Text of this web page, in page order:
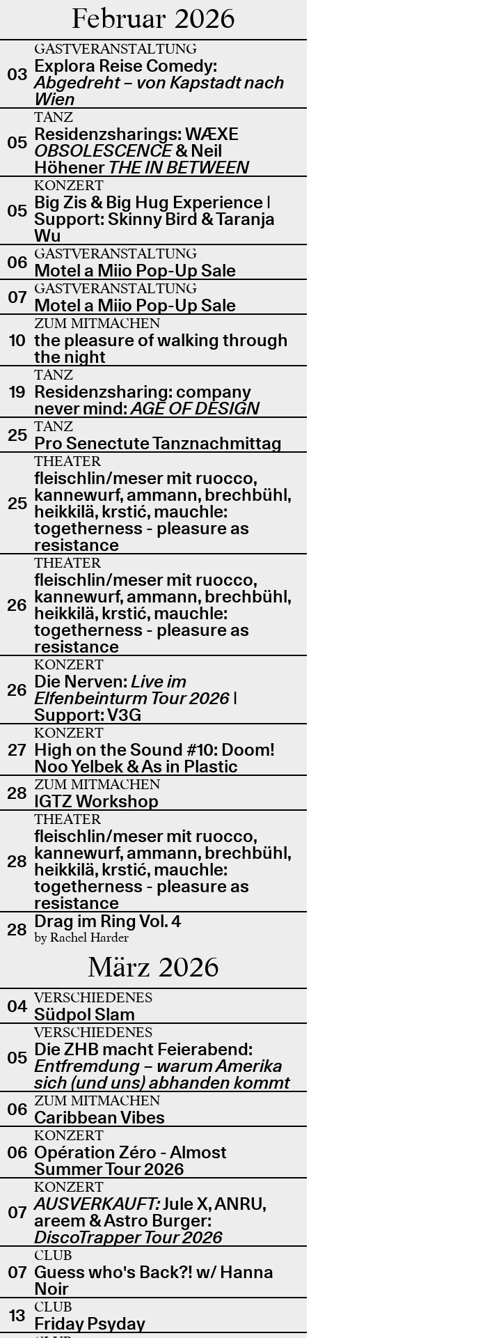
Februar 2026
03
GASTVERANSTALTUNG
Explora Reise Comedy:
Abgedreht – von Kapstadt nach
Wien
05
TANZ
Residenzsharings: WÆXE
OBSOLESCENCE& Neil
Höhener THE IN BETWEEN
05
KONZERT
Big Zis & Big Hug Experience |
Support: Skinny Bird & Taranja
Wu
06 GASTVERANSTALTUNG
Motel a Miio Pop-Up Sale
07 GASTVERANSTALTUNG
Motel a Miio Pop-Up Sale
10
ZUM MITMACHEN
the pleasure of walking through
the night
19
TANZ
Residenzsharing: company
never mind:AGE OF DESIGN
25 TANZ
Pro Senectute Tanznachmittag
25
THEATER
fleischlin/meser mit ruocco,
kannewurf, ammann, brechbühl,
heikkilä, krstić, mauchle:
togetherness - pleasure as
resistance
26
THEATER
fleischlin/meser mit ruocco,
kannewurf, ammann, brechbühl,
heikkilä, krstić, mauchle:
togetherness - pleasure as
resistance
26
KONZERT
Die Nerven:Live im
Elfenbeinturm Tour 2026 |
Support: V3G
27
KONZERT
High on the Sound #10: Doom!
Noo Yelbek & As in Plastic
28 ZUM MITMACHEN
IGTZ Workshop
28
THEATER
fleischlin/meser mit ruocco,
kannewurf, ammann, brechbühl,
heikkilä, krstić, mauchle:
togetherness - pleasure as
resistance
28 Drag im Ring Vol. 4
by Rachel Harder
März 2026
04 VERSCHIEDENES
Südpol Slam
05
VERSCHIEDENES
Die ZHB macht Feierabend:
Entfremdung – warum Amerika
sich (und uns) abhanden kommt
06 ZUM MITMACHEN
Caribbean Vibes
06
KONZERT
Opération Zéro - Almost
Summer Tour 2026
07
KONZERT
AUSVERKAUFT:Jule X, ANRU,
areem & Astro Burger:
DiscoTrapper Tour 2026
07
CLUB
Guess who's Back?! w/ Hanna
Noir
13 CLUB
Friday Psyday